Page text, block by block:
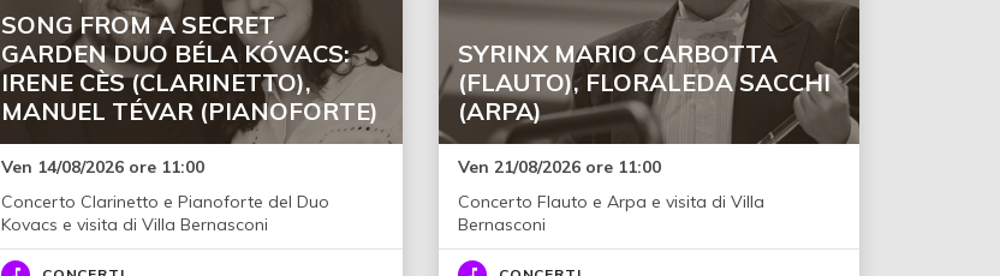
SONG FROM A SECRET
GARDEN DUO BÉLA KÓVACS:
IRENE CÈS (CLARINETTO),
MANUEL TÉVAR (PIANOFORTE)
Ven 14/08/2026 ore 11:00
Concerto Clarinetto e Pianoforte del Duo
Kovacs e visita di Villa Bernasconi
SYRINX MARIO CARBOTTA
(FLAUTO), FLORALEDA SACCHI
(ARPA)
Ven 21/08/2026 ore 11:00
Concerto Flauto e Arpa e visita di Villa
Bernasconi